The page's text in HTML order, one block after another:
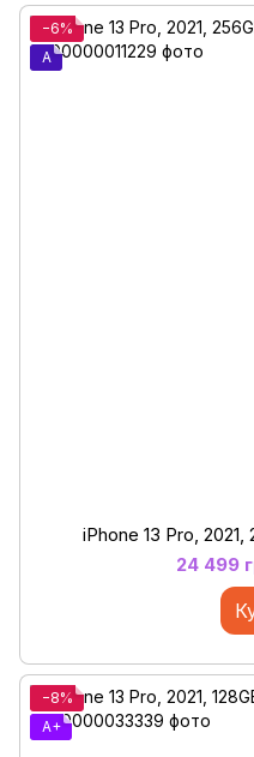
−6%
A
iPhone 13 Pro,
24 499
−8%
A+